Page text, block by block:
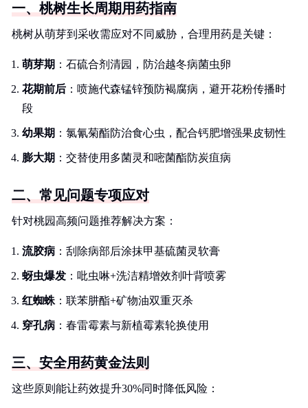
一、桃树生长周期用药指南
桃树从萌芽到采收需应对不同威胁，合理用药是关键：
萌芽期 ：石硫合剂清园，防治越冬病菌虫卵
花期前后 ：喷施代森锰锌预防褐腐病，避开花粉传播时
段
幼果期 ：氯氰菊酯防治食心虫，配合钙肥增强果皮韧性
膨大期 ：交替使用多菌灵和嘧菌酯防炭疽病
二、常见问题专项应对
针对桃园高频问题推荐解决方案：
流胶病 ：刮除病部后涂抹甲基硫菌灵软膏
蚜虫爆发 ：吡虫啉+洗洁精增效剂叶背喷雾
红蜘蛛 ：联苯肼酯+矿物油双重灭杀
穿孔病 ：春雷霉素与新植霉素轮换使用
三、安全用药黄金法则
这些原则能让药效提升30%同时降低风险：